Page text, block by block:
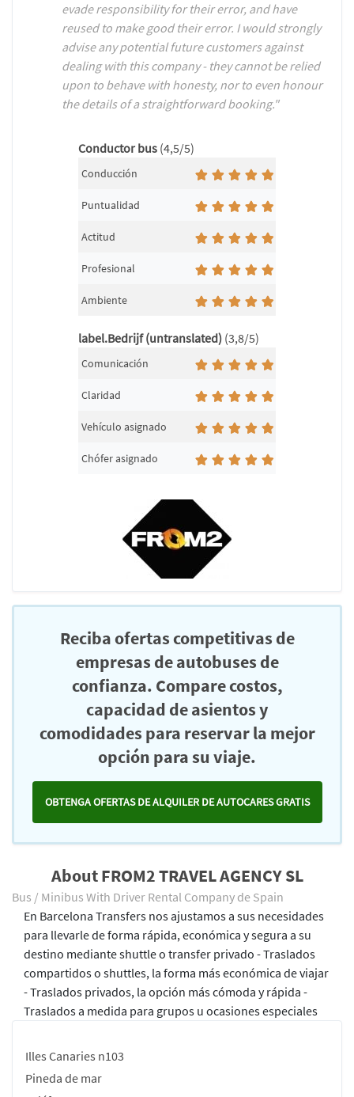
evade responsibility for their error, and have
reused to make good their error. I would strongly
advise any potential future customers against
dealing with this company - they cannot be relied
upon to behave with honesty, nor to even honour
the details of a straightforward booking."
Conductor bus (4,5/5)
Conducción
Puntualidad
Actitud
Profesional
Ambiente
label.Bedrijf (untranslated) (3,8/5)
Comunicación
Claridad
Vehículo asignado
Chófer asignado
Reciba ofertas competitivas de
empresas de autobuses de
confianza. Compare costos,
capacidad de asientos y
comodidades para reservar la mejor
opción para su viaje.
OBTENGA OFERTAS DE ALQUILER DE AUTOCARES GRATIS
About FROM2 TRAVEL AGENCY SL
Bus / Minibus With Driver Rental Company de Spain
Illes Canaries n103
Pineda de mar
En Barcelona Transfers nos ajustamos a sus necesidades
para llevarle de forma rápida, económica y segura a su
destino mediante shuttle o transfer privado - Traslados
compartidos o shuttles, la forma más económica de viajar
- Traslados privados, la opción más cómoda y rápida -
Traslados a medida para grupos u ocasiones especiales